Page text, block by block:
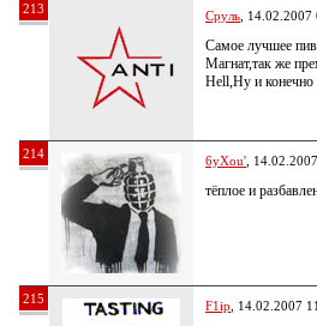
213 Сруль ,
Самое лучшее
Магнат,так же
Hell,Ну и
214 6yXou' ,
тёплое и
215 F1ip , 14.02.2007